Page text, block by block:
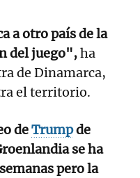
a otro país de la
del juego",ha
de Dinamarca,
el territorio.
deTrumpde
se ha
pero la